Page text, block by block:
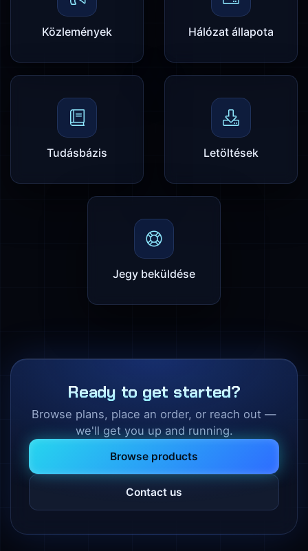
Közlemények Hálózat állapota
Tudásbázis Letöltések
Jegy beküldése
Ready to get started?
Browse plans, place an order, or reach out —
we'll get you up and running.
Browse products
Contact us